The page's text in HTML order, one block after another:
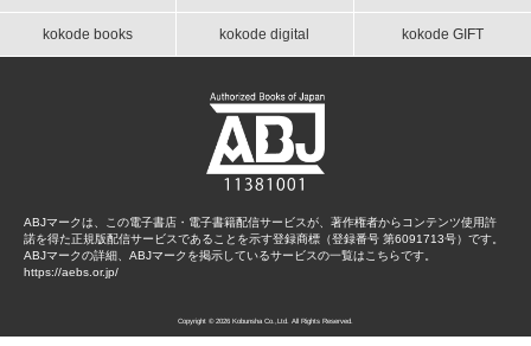
kokode books kokode digital kokode GIFT
ABJマークは、この電子書店・電子書籍配信サービスが、著作権者からコンテンツ使用許
諾を得た正規版配信サービスであることを示す登録商標（登録番号 第6091713号）です。
ABJマークの詳細、ABJマークを掲示しているサービスの一覧はこちらです。
https://aebs.or.jp/
Copyright © 2026 Kobunsha Co.,Ltd. All Rights Reserved.